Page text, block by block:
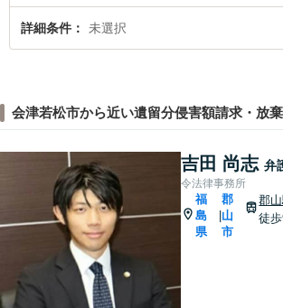
詳細条件 未選択
会津若松市から近い遺留分侵害額請求・放
吉田 尚志 弁
令法律事務所
福
島
県
郡
山
市
郡
徒